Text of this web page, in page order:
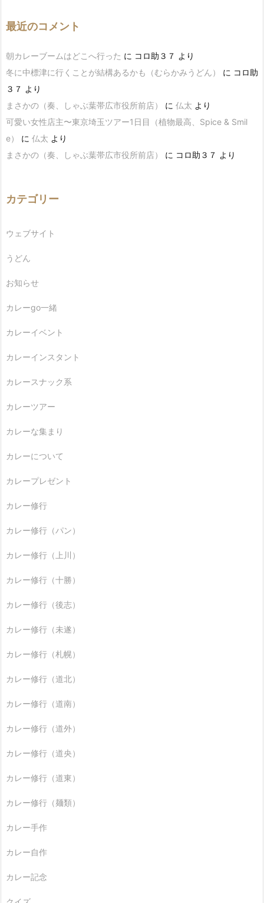
最近のコメント
朝カレーブームはどこへ行った に コロ助３７ より
冬に中標津に行くことが結構あるかも（むらかみうどん）
に コロ助
３７ より
まさかの（奏、しゃぶ葉帯広市役所前店）
に 仏太 より
可愛い女性店主〜東京埼玉ツアー1日目（植物最高、Spice & Smil
e）
に 仏太 より
まさかの（奏、しゃぶ葉帯広市役所前店）
に コロ助３７ より
カテゴリー
ウェブサイト
うどん
お知らせ
カレーgo一緒
カレーイベント
カレーインスタント
カレースナック系
カレーツアー
カレーな集まり
カレーについて
カレープレゼント
カレー修行
カレー修行（パン）
カレー修行（上川）
カレー修行（十勝）
カレー修行（後志）
カレー修行（未遂）
カレー修行（札幌）
カレー修行（道北）
カレー修行（道南）
カレー修行（道外）
カレー修行（道央）
カレー修行（道東）
カレー修行（麺類）
カレー手作
カレー自作
カレー記念